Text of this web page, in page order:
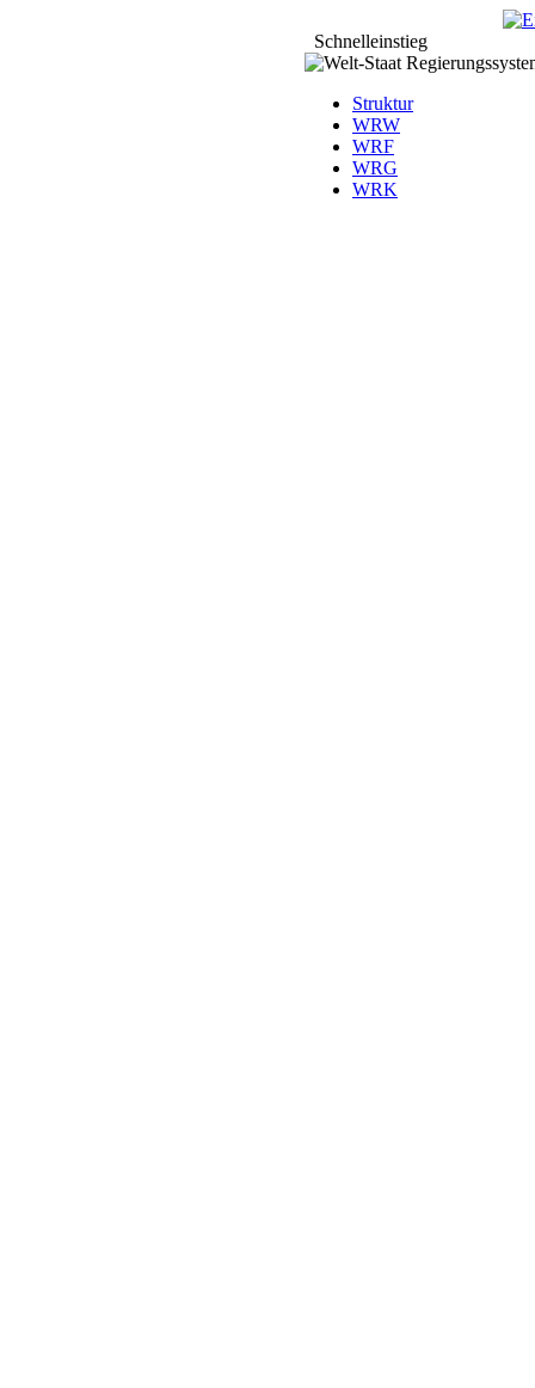
Schnelleinstieg
Struktur
WRW
WRF
WRG
WRK